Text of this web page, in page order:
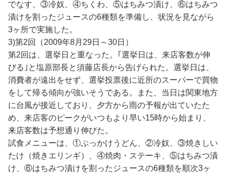
でなす、③冷奴、④ちくわ、⑤はちみつ漬け、⑥はちみつ
漬けを割ったジュースの6種類を準備し、状況を見ながら
3ヶ所で実施した。
3)第2回（2009年8月29日～30日）
第2回は、選挙日と重なった。｢選挙日は、来店客数が伸
びる｣と塩原部長と須藤店長から告げられた。選挙日は、
消費者が遠出をせず、選挙投票後に近所のスーパーで買物
をして帰る傾向が強いそうである。また、当日は関東地方
に台風が接近しており、夕方から雨の予報が出ていたた
め、来店客のピークがいつもより早い15時から始まり、
来店客数は予想通り伸びた。
試食メニューは、①ぶっかけうどん、②冷奴、③焼きしい
たけ（焼きエリンギ）、④焼肉・ステーキ、⑤はちみつ漬
け、⑥はちみつ漬けを割ったジュースの6種類を順次3ヶ